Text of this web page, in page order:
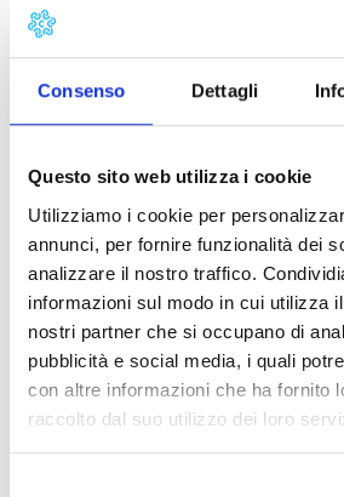
Consenso Dettagli
Questo sito web utilizza i cookie
Utilizziamo i cookie per
annunci, per fornire funzionalità dei
analizzare il nostro traffico.
informazioni sul modo in cui utilizza
nostri partner che si occupano di
pubblicità e social media, i quali
con altre informazioni che ha fornito
raccolto dal suo utilizzo dei loro
the Road Book delivery will be at
Terme. The start of the
Saturday evening to then have
Casciana dispute with the charm
to then let the competitors enter
reorganization of Casciana in
Info:0587 646151
Ufficio Turismo Casciana
info@visitcascianatermelari.it
www.visitcascianatermelari.it